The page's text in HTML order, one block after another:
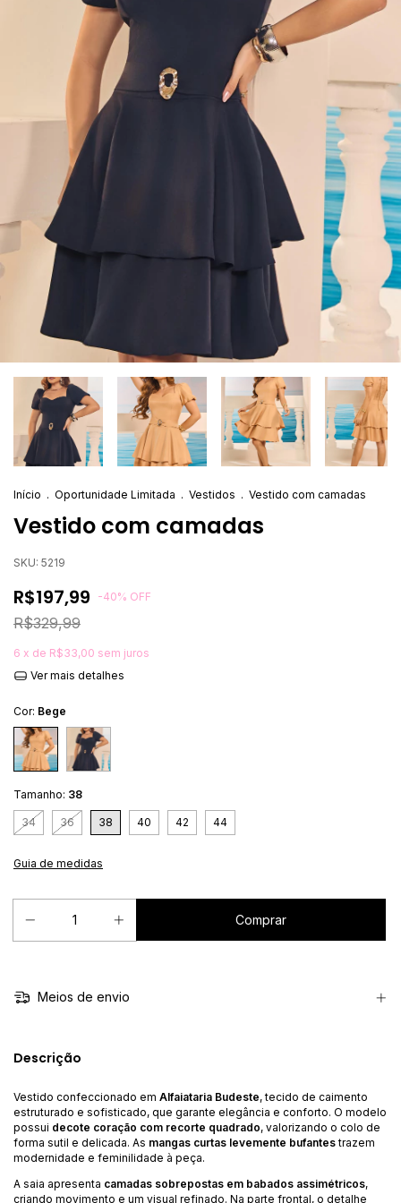
Início . Oportunidade Limitada . Vestidos . Vestido com camadas
Vestido com camadas
SKU: 5219
R$197,99 -40% OFF
R$329,99
6 x de R$33,00 sem juros
Ver mais detalhes
Cor: Bege
Tamanho: 38
34 36 38 40 42 44
Guia de medidas
Meios de envio
Descrição
Vestido confeccionado em Alfaiataria Budeste, tecido de caimento
estruturado e sofisticado, que garante elegância e conforto. O modelo
possui decote coração com recorte quadrado, valorizando o colo de
forma sutil e delicada. As mangas curtas levemente bufantestrazem
modernidade e feminilidade à peça.
A saia apresenta camadas sobrepostas em babados assimétricos,
criando movimento e um visual refinado. Na parte frontal, o detalhe